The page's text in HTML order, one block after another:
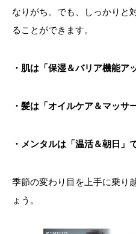
なりがち。でも、しっかりと
ることができます。
・肌は「保湿＆バリア機能ア
・髪は「オイルケア＆マッサ
・メンタルは「温活＆朝日」
季節の変わり目を上手に乗り
ょう。